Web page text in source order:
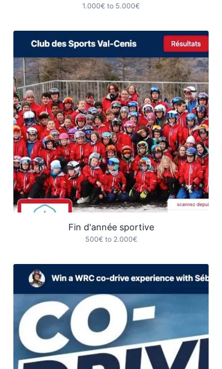
1.000€ to 5.000€
Fin d'année sportive
500€ to 2.000€